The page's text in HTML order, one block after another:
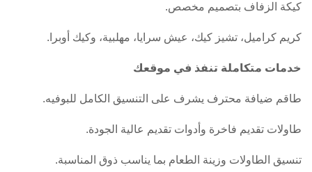
كيكة الزفاف بتصميم مخصص.
كريم كراميل، تشيز كيك، عيش سرايا، مهلبية، وكيك أوبرا.
خدمات متكاملة تنفذ في موقعك
طاقم ضيافة محترف يشرف على التنسيق الكامل للبوفيه.
طاولات تقديم فاخرة وأدوات تقديم عالية الجودة.
تنسيق الطاولات وزينة الطعام بما يناسب ذوق المناسبة.